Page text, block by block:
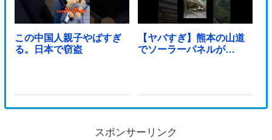
この中国人親子やばすぎ
る。日本で窃盗
【ヤバすぎ】熊本の山道
でソーラーパネルが…
スポンサーリンク